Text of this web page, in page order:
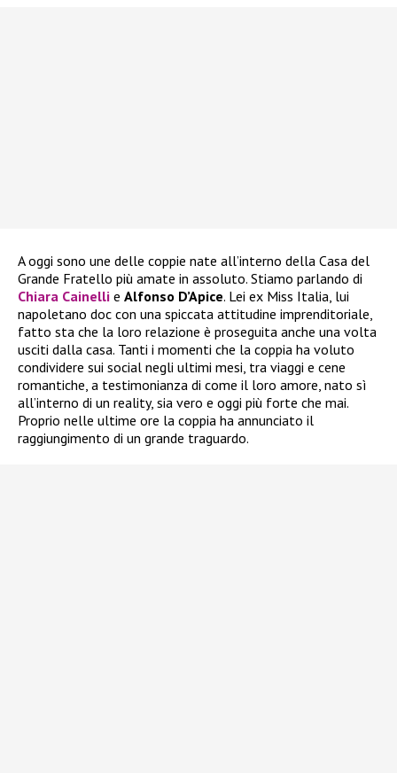
A oggi sono une delle coppie nate all’interno della Casa del
Grande Fratello più amate in assoluto. Stiamo parlando di
Chiara Cainelli e Alfonso D’Apice. Lei ex Miss Italia, lui
napoletano doc con una spiccata attitudine imprenditoriale,
fatto sta che la loro relazione è proseguita anche una volta
usciti dalla casa. Tanti i momenti che la coppia ha voluto
condividere sui social negli ultimi mesi, tra viaggi e cene
romantiche, a testimonianza di come il loro amore, nato sì
all’interno di un reality, sia vero e oggi più forte che mai.
Proprio nelle ultime ore la coppia ha annunciato il
raggiungimento di un grande traguardo.